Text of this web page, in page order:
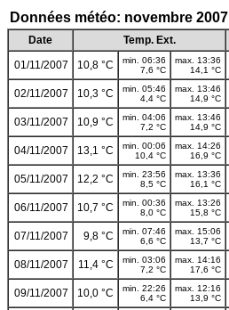
Données météo: novembre 2007
Date Temp. Ext.
01/11/2007
10,8 °C
min. 06:36
7,6 °C
max. 13:36
14,1 °C
02/11/2007 10,3 °C
min. 05:46
4,4 °C
max. 13:46
14,9 °C
03/11/2007 10,9 °C
min. 04:06
7,2 °C
max. 13:46
14,9 °C
04/11/2007 13,1 °C
min. 00:06
10,4 °C
max. 14:26
16,9 °C
05/11/2007 12,2 °C
min. 23:56
8,5 °C
max. 13:36
16,1 °C
06/11/2007 10,7 °C
min. 00:36
8,0 °C
max. 13:26
15,8 °C
07/11/2007 9,8 °C
min. 07:46
6,6 °C
max. 15:06
13,7 °C
08/11/2007 11,4 °C
min. 03:06
7,2 °C
max. 14:16
17,6 °C
09/11/2007 10,0 °C
min. 22:26
6,4 °C
max. 12:16
13,9 °C